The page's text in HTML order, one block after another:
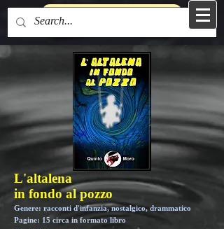
Torna alla Home Page
L'altalena
in fondo al pozzo
Genere: racconti d'infanzia, nostalgico, drammatico
Pagine: 15 circa in formato libro